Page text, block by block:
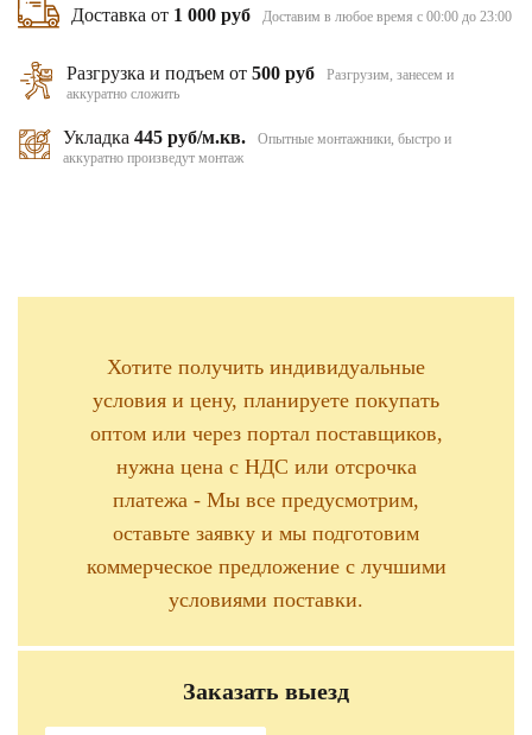
Доставка от 1 000 руб Доставим в любое время с 00:00 до 23:00
Разгрузка и подъем от500 руб
Разгрузим, занесем и
аккуратно сложить
Укладка 445 руб/м.кв.
Опытные монтажники, быстро и
аккуратно произведут монтаж
Хотите получить индивидуальные
условия и цену, планируете покупать
оптом или через портал поставщиков,
нужна цена с НДС или отсрочка
платежа - Мы все предусмотрим,
оставьте заявку и мы подготовим
коммерческое предложение с лучшими
условиями поставки.
Заказать выезд